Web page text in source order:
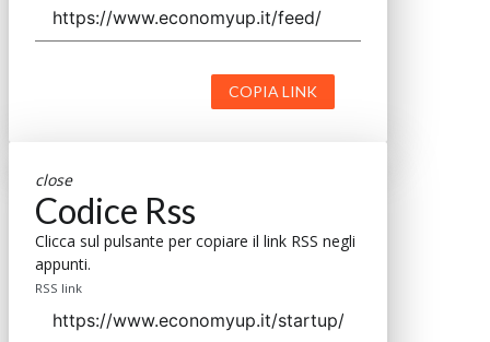
COPIA LINK
close
Codice Rss
Clicca sul pulsante per copiare il link RSS negli
appunti.
RSS link